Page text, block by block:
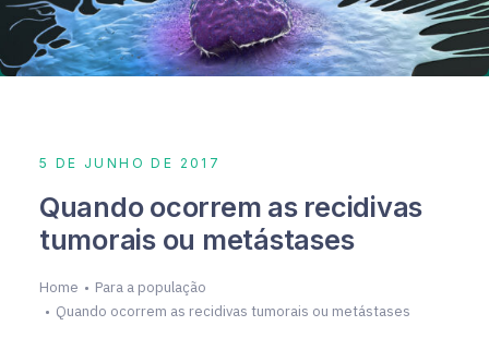
5 DE JUNHO DE 2017
Quando ocorrem as recidivas
tumorais ou metástases
Home
Para a população
Quando ocorrem as recidivas tumorais ou metástases